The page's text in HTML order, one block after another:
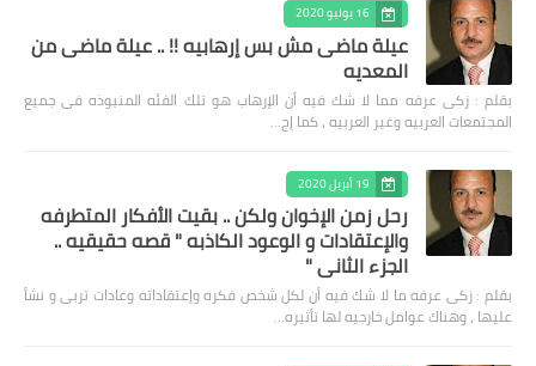
16 يوليو 2020
عيلة ماضى مش بس إرهابيه !! .. عيلة ماضى من
المعديه
بقلم : زكى عرفه مما لا شك فيه أن الإرهاب هو تلك الفئه المنبوذه فى جميع
المجتمعات العربيه وغير العربيه ، كما إج…
19 أبريل 2020
رحل زمن الإخوان ولكن .. بقيت الأفكار المتطرفه
والإعتقادات و الوعود الكاذبه " قصه حقيقيه ..
الجزء الثاني "
بقلم : زكى عرفه ‎ما لا شك فيه أن لكل شخص فكره وإعتقاداته وعادات تربى و نشأ
عليها ، وهناك عوامل خارجيه لها تأثيره…